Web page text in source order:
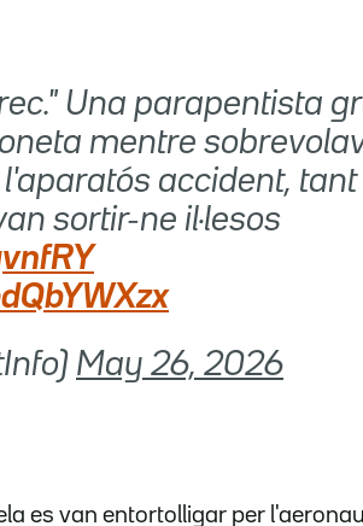
Una parapentista
mentre
accident, tant
sortir-ne il·lesos
May 26, 2026
es van entortolligar per